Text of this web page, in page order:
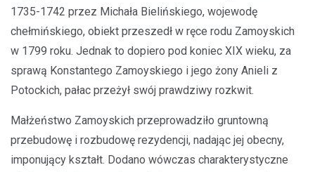
1735-1742 przez Michała Bielińskiego, wojewodę
chełmińskiego, obiekt przeszedł w ręce rodu Zamoyskich
w 1799 roku. Jednak to dopiero pod koniec XIX wieku, za
sprawą Konstantego Zamoyskiego i jego żony Anieli z
Potockich, pałac przeżył swój prawdziwy rozkwit.
Małżeństwo Zamoyskich przeprowadziło gruntowną
przebudowę i rozbudowę rezydencji, nadając jej obecny,
imponujący kształt. Dodano wówczas charakterystyczne